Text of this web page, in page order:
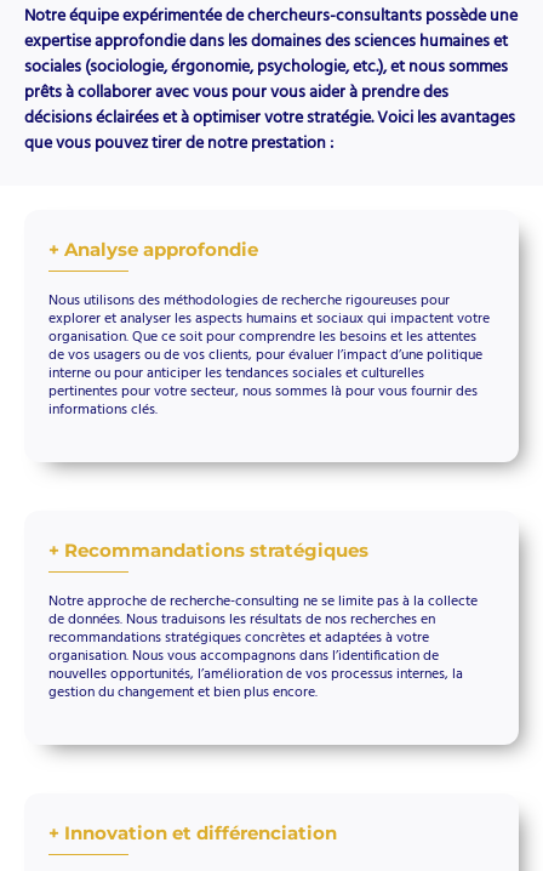
Notre équipe expérimentée de chercheurs-consultants possède une
expertise approfondie dans les domaines des sciences humaines et
sociales (sociologie, érgonomie, psychologie, etc.), et nous sommes
prêts à collaborer avec vous pour vous aider à prendre des
décisions éclairées et à optimiser votre stratégie. Voici les avantages
que vous pouvez tirer de notre prestation :
+ Analyse approfondie
Nous utilisons des méthodologies de recherche rigoureuses pour
explorer et analyser les aspects humains et sociaux qui impactent votre
organisation. Que ce soit pour comprendre les besoins et les attentes
de vos usagers ou de vos clients, pour évaluer l’impact d’une politique
interne ou pour anticiper les tendances sociales et culturelles
pertinentes pour votre secteur, nous sommes là pour vous fournir des
informations clés.
+ Recommandations stratégiques
Notre approche de recherche-consulting ne se limite pas à la collecte
de données. Nous traduisons les résultats de nos recherches en
recommandations stratégiques concrètes et adaptées à votre
organisation. Nous vous accompagnons dans l’identification de
nouvelles opportunités, l’amélioration de vos processus internes, la
gestion du changement et bien plus encore.
+ Innovation et différenciation